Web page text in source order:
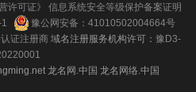
许可证》
信息系统安全等级保护备案证明
豫公网安备：41010502004664号
证注册商域名注册服务机构许可： 豫D3-
龙名网.中国 龙名网络.中国